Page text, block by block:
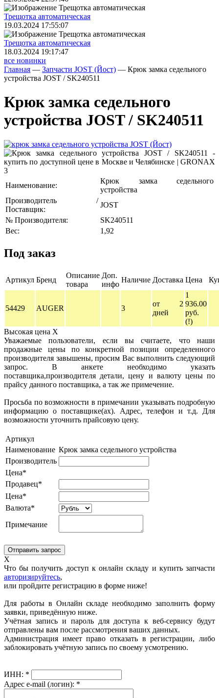
Трещoтка автоматическая
19.03.2024 17:55:07
Трещoтка автоматическая
18.03.2024 19:17:47
все новинки
Главная — Запчасти JOST (Йост) — Крюк замка седельного
устройства JOST / SK240511
Крюк замка седельного
устройства JOST / SK240511
Наименование:
Крюк замка седельного
устройства
Производитель /
Поставщик:
JOST
№ Производителя:
SK240511
Вес:
1,92
Под заказ
Артикул Бренд
Описание
товара
Доп.
инфо
Наличие Доставка Цена
54429 AUGER 3
от 2
дней
1
936.00
руб.
(!)
Высокая цена X
Уважаемые пользователи, если вы считаете, что наши
продажные цены по конкретной позиции определенного
производителя завышены, просим Вас выполнить следующий
запрос. В анкете необходимо указать
поставщика,производителя детали, цену и валюту цены по
прайсу данного поставщика, а так же примечение.
Просьба по возможности в примечании указывать подробную
информацию о поставщике(ах). Адрес, телефон и т.д. Для
возможности уточнить прайсовую цену.
Артикул
Наименование Крюк замка седельного устройства
Производитель
Цена*
Продавец*
Цена*
Валюта*
Примечание
X
Что бы получить доступ к онлайн складу и купить запчасти
авторизируйтесь,
или пройдите регистрацию в форме ниже!
Для работы в Онлайн складе необходимо заполнить форму
заявки, приведённую ниже.
Учётная запись и пароль для доступа к веб-сервису будут
отправлены вам после рассмотрения ваших данных.
Администрация имеет право отказать в регистрации, либо
заблокировать учётную запись по своему усмотрению.
ИНН: *
Адрес e-mail (логин): *